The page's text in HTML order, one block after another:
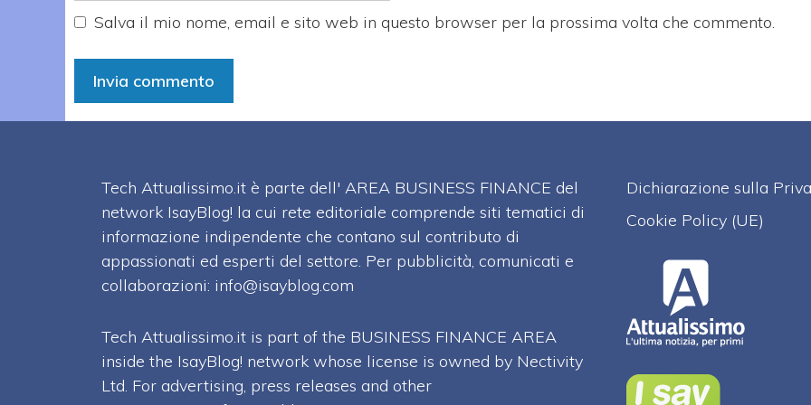
Salva il mio nome, email e sito web in questo browser per la prossima volta che commento.
Tech Attualissimo.it è parte dell' AREA BUSINESS FINANCE del
network IsayBlog! la cui rete editoriale comprende siti tematici di
informazione indipendente che contano sul contributo di
appassionati ed esperti del settore. Per pubblicità, comunicati e
collaborazioni: info@isayblog.com
Tech Attualissimo.it is part of the BUSINESS FINANCE AREA
inside the IsayBlog! network whose license is owned by Nectivity
Ltd. For advertising, press releases and other
Dichiarazione sulla
Cookie Policy (UE)